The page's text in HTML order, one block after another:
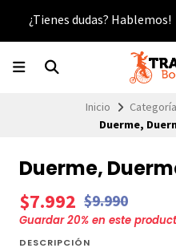
¿Tienes dudas? Hablemos!
Inicio
Duerme,
Duerme,
$7.992 $9.990
Guardar20% en este
DESCRIPCIÓN